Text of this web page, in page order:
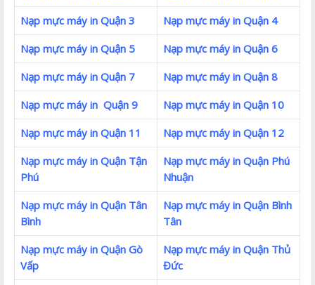
Nạp mực máy in Quận 3
Nạp mực máy in Quận 4
Nạp mực máy in Quận 5
Nạp mực máy in Quận 6
Nạp mực máy in Quận 7
Nạp mực máy in Quận 8
Nạp mực máy in Quận 9
Nạp mực máy in Quận 10
Nạp mực máy in Quận 11
Nạp mực máy in Quận 12
Nạp mực máy in Quận Tận
Phú
Nạp mực máy in Quận Phú
Nhuận
Nạp mực máy in Quận Tân
Bình
Nạp mực máy in Quận Bình
Tân
Nạp mực máy in Quận Gò
Vấp
Nạp mực máy in Quận Thủ
Đức